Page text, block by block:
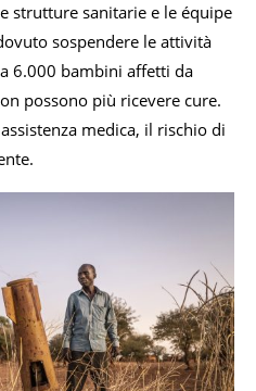
strutture sanitarie e le équipe
sospendere le attività
6.000 bambini affetti da
possono più ricevere cure.
medica, il rischio di